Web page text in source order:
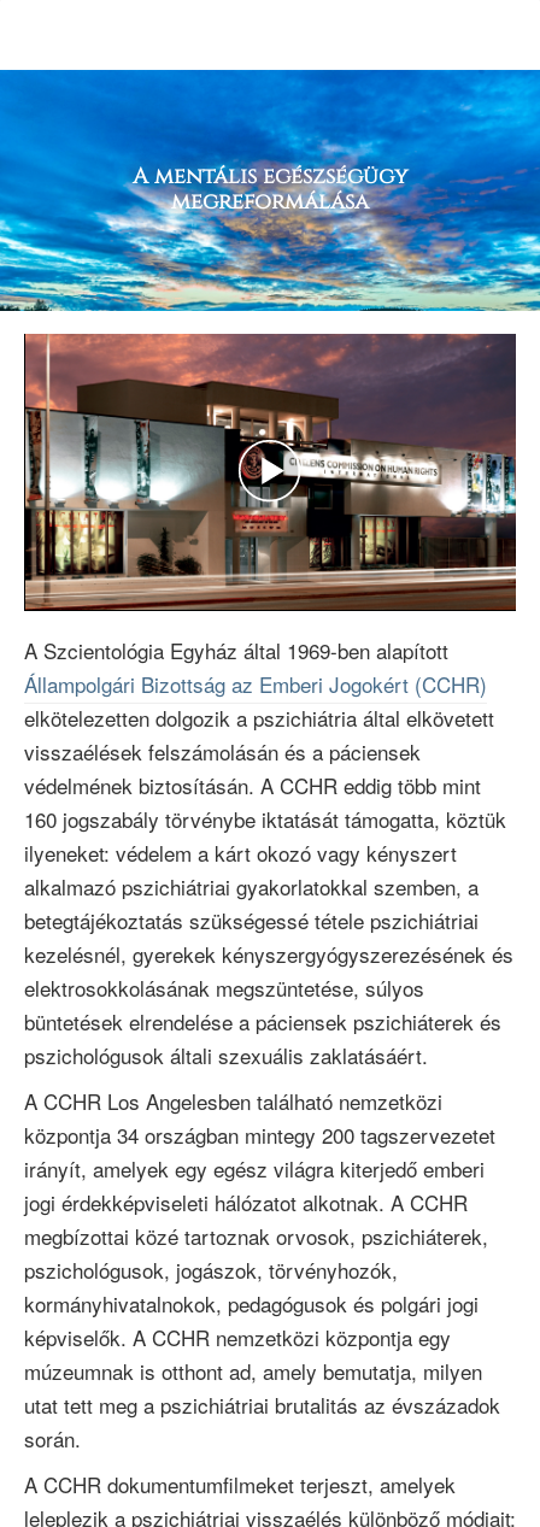
A mentális egészségügy
megreformálása
Play
Video
A Szcientológia Egyház által 1969-ben alapított
Állampolgári Bizottság az Emberi Jogokért (CCHR)
elkötelezetten dolgozik a pszichiátria által elkövetett
visszaélések felszámolásán és a páciensek
védelmének biztosításán. A CCHR eddig több mint
160 jogszabály törvénybe iktatását támogatta, köztük
ilyeneket: védelem a kárt okozó vagy kényszert
alkalmazó pszichiátriai gyakorlatokkal szemben, a
betegtájékoztatás szükségessé tétele pszichiátriai
kezelésnél, gyerekek kényszergyógyszerezésének és
elektrosokkolásának megszüntetése, súlyos
büntetések elrendelése a páciensek pszichiáterek és
pszichológusok általi szexuális zaklatásáért.
A CCHR Los Angelesben található nemzetközi
központja 34 országban mintegy 200 tagszervezetet
irányít, amelyek egy egész világra kiterjedő emberi
jogi érdekképviseleti hálózatot alkotnak. A CCHR
megbízottai közé tartoznak orvosok, pszichiáterek,
pszichológusok, jogászok, törvényhozók,
kormányhivatalnokok, pedagógusok és polgári jogi
képviselők. A CCHR nemzetközi központja egy
múzeumnak is otthont ad, amely bemutatja, milyen
utat tett meg a pszichiátriai brutalitás az évszázadok
során.
A CCHR dokumentumfilmeket terjeszt, amelyek
leleplezik a pszichiátriai visszaélés különböző módjait: